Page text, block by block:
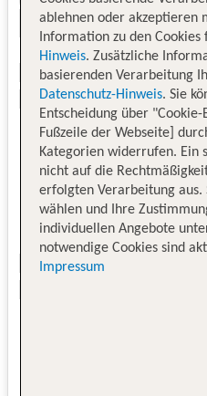
ablehnen oder akzeptieren
Information zu den Cookies
Hinweis. Zusätzliche
basierenden Verarbeitung
Datenschutz-Hinweis. Sie
Entscheidung über
Fußzeile der Webseite]
Kategorien widerrufen. Ein
nicht auf die
erfolgten Verarbeitung aus.
wählen und Ihre
individuellen Angebote
notwendige Cookies sind
Impressum